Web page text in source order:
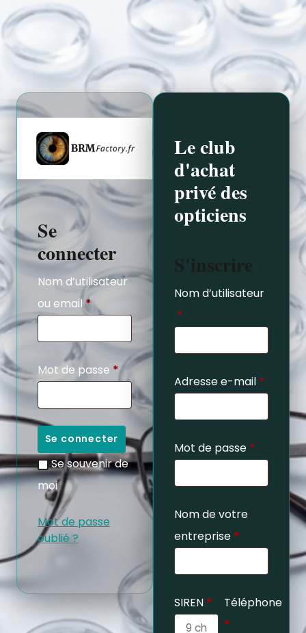
Se
connecter
Nom d’utilisateur
ou email*
Mot de passe *
Se connecter
Se souvenir de
moi
Mot de passe
oublié ?
Le club
d'achat
privé des
opticiens
S'inscrire
Nom d’utilisateur
*
Adresse e-mail *
Mot de passe *
Nom de votre
entreprise *
SIREN *
Téléphone
*